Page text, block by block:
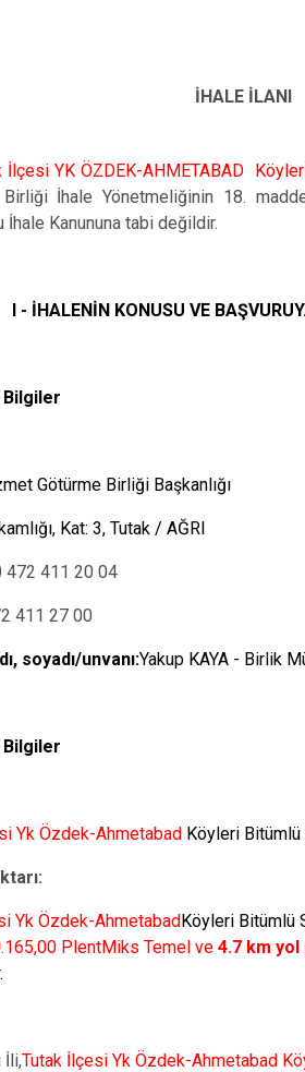
İHALE İLANI
İlçesi YK ÖZDEK-AHMETABAD
İhale Yönetmeliğinin 18.
İhale Kanununa tabi değildir.
I - İHALENİN KONUSU VE
Bilgiler
Hizmet Götürme
Kat: 3, Tutak / AĞRI
472 411 20 04
411 27 00
soyadı/unvanı:Yakup KAYA - Birlik
Bilgiler
Yk Özdek-Ahmetabad Köyleri Bitümlü
Yk Özdek-AhmetabadKöyleri Bitümlü
PlentMiks Temel ve 4.7 km yol
İli,Tutak İlçesi Yk Özdek-Ahmetabad